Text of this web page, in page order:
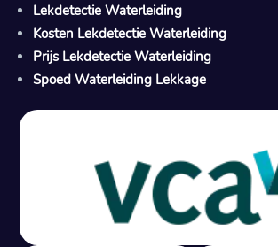
M
Gratis offerte in 24 uur
Lekdetectie Waterleiding
Kosten Lekdetectie Waterleiding
Prijs Lekdetectie Waterleiding
Spoed Waterleiding Lekkage